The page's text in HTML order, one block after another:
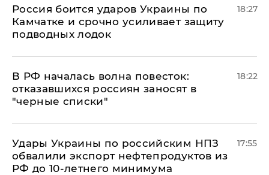
Россия боится ударов Украины по
Камчатке и срочно усиливает защиту
подводных лодок
18:27
​В РФ началась волна повесток:
отказавшихся россиян заносят в
"черные списки"
18:22
Удары Украины по российским НПЗ
обвалили экспорт нефтепродуктов из
РФ до 10-летнего минимума
17:55